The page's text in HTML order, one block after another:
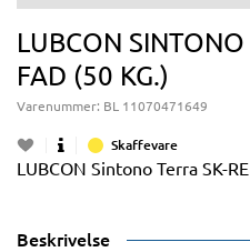
LUBCON
FAD (50 KG.)
Varenummer: BL 11070471649
Skaffevare
LUBCON Sintono Terra SK-
Beskrivelse